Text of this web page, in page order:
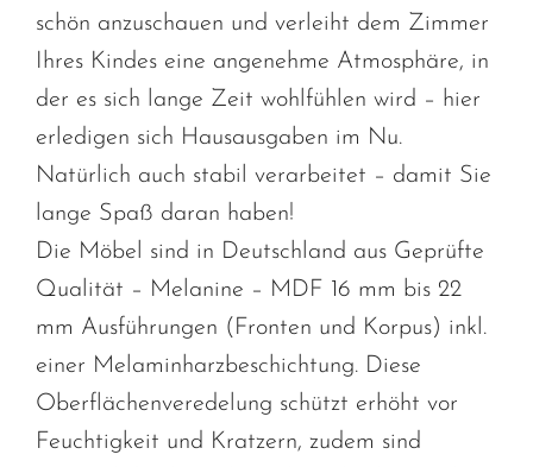
schön anzuschauen und verleiht dem Zimmer
Ihres Kindes eine angenehme Atmosphäre, in
der es sich lange Zeit wohlfühlen wird – hier
erledigen sich Hausausgaben im Nu.
Natürlich auch stabil verarbeitet – damit Sie
lange Spaß daran haben!
Die Möbel sind in Deutschland aus Geprüfte
Qualität – Melanine – MDF 16 mm bis 22
mm Ausführungen (Fronten und Korpus) inkl.
einer Melaminharzbeschichtung. Diese
Oberflächenveredelung schützt erhöht vor
Feuchtigkeit und Kratzern, zudem sind